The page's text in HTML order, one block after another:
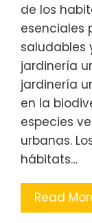
de los
esenciales
saludables
jardinería
jardinería
en la
especies
urbanas.
hábitats…
Read